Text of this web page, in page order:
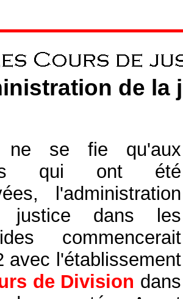
de la
se fie qu'aux
qui ont été
l'administration
dans les
commencerait
avec l'établissement
de Division dans